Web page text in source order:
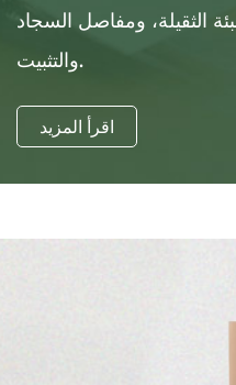
الثقيلة، ومفاصل السجاد
والتثبيت.
اقرأ المزيد